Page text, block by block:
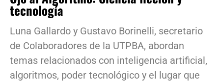
tecnología
Luna Gallardo y Gustavo Borinelli, secretario
de Colaboradores de la UTPBA, abordan
temas relacionados con inteligencia artificial,
algoritmos, poder tecnológico y el lugar que